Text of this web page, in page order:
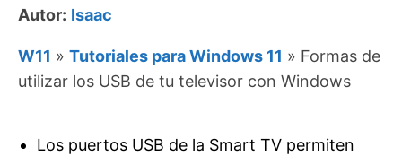
Autor: Isaac
W11 » Tutoriales para Windows 11 » Formas de
utilizar los USB de tu televisor con Windows
Los puertos USB de la Smart TV permiten